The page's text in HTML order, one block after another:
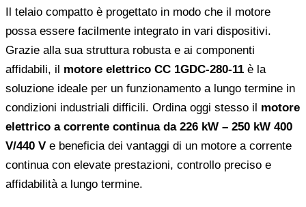
Il telaio compatto è progettato in modo che il motore
possa essere facilmente integrato in vari dispositivi.
Grazie alla sua struttura robusta e ai componenti
affidabili, il motore elettrico CC 1GDC-280-11 è la
soluzione ideale per un funzionamento a lungo termine in
condizioni industriali difficili. Ordina oggi stesso il motore
elettrico a corrente continua da 226 kW – 250 kW 400
V/440 V e beneficia dei vantaggi di un motore a corrente
continua con elevate prestazioni, controllo preciso e
affidabilità a lungo termine.